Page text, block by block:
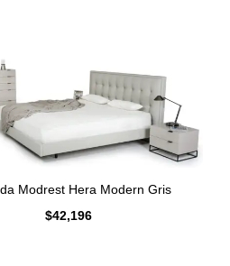
Modrest Hera Modern Gris
$42,196